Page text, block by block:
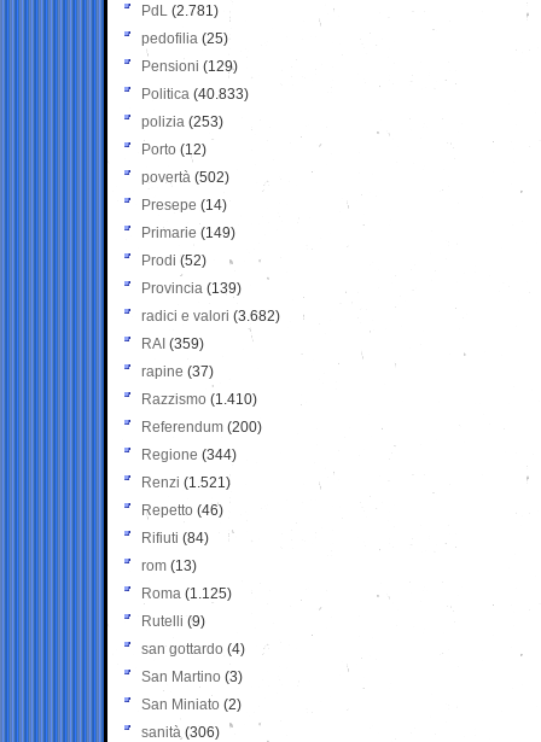
PdL (2.781)
pedofilia (25)
Pensioni (129)
Politica (40.833)
polizia (253)
Porto (12)
povertà (502)
Presepe (14)
Primarie (149)
Prodi (52)
Provincia (139)
radici e valori (3.682)
RAI (359)
rapine (37)
Razzismo (1.410)
Referendum (200)
Regione (344)
Renzi (1.521)
Repetto (46)
Rifiuti (84)
rom (13)
Roma (1.125)
Rutelli (9)
san gottardo (4)
San Martino (3)
San Miniato (2)
sanità (306)